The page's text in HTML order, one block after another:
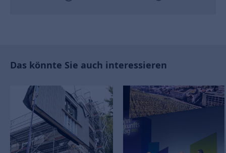
Das könnte Sie auch interessieren